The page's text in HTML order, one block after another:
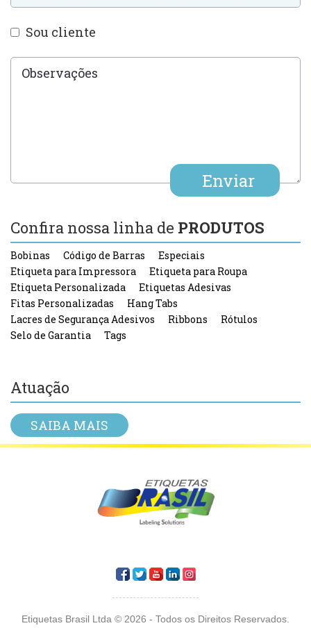
Sou cliente
Confira nossa linha de PRODUTOS
Bobinas Código de Barras
Especiais
Etiqueta para Impressora
Etiqueta para Roupa
Etiqueta Personalizada
Etiquetas Adesivas
Fitas Personalizadas
Hang Tabs
Lacres de Segurança Adesivos
Ribbons
Rótulos
Selo de Garantia
Tags
Atuação
SAIBA MAIS
Etiquetas Brasil Ltda © 2026 - Todos os Direitos Reservados.